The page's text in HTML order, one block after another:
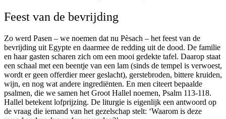
Feest van de bevrijding
Zo werd Pasen – we noemen dat nu Pèsach – het feest van de
bevrijding uit Egypte en daarmee de redding uit de dood. De familie
en haar gasten scharen zich om een mooi gedekte tafel. Daarop staat
een schaal met een beentje van een lam (sinds de tempel is verwoest,
wordt er geen offerdier meer geslacht), gerstebroden, bittere kruiden,
wijn, en nog wat andere ingrediënten. En men citeert bepaalde
psalmen, die we samen het Groot Hallel noemen, Psalm 113-118.
Hallel betekent lofprijzing. De liturgie is eigenlijk een antwoord op
de vraag die iemand van het gezelschap stelt: ‘Waarom is deze